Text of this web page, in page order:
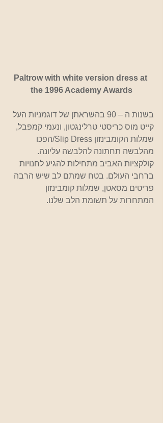
Paltrow with white version dress at
the 1996 Academy Awards
בשנות ה – 90 בהשראתן של דוגמניות העל
קייט מוס כריסטי טרלינגטון, ונעמי קמפבל,
שמלות הקומבינזון Slip Dress/הפכו
מהלבשה תחתונה להלבשה עליונה.
קולקציות האביב מתחילות להגיע לחנויות
ברחבי העולם. בטח שמתם לב שיש הרבה
פריטים מסאטן, שמלות קומבינזון
המתחרות על תשומת הלב שלנו.